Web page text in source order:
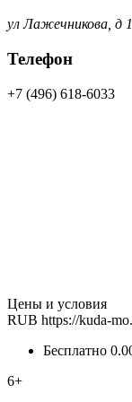
ул Лажечникова, д
Телефон
+7 (496) 618-6033
Цены и условия
RUB https://kuda-
Бесплатно
6+